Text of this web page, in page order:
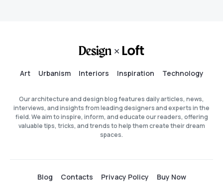
Art Urbanism Interiors Inspiration Technology
Our architecture and design blog features daily articles, news,
interviews, and insights from leading designers and experts in the
field. We aim to inspire, inform, and educate our readers, offering
valuable tips, tricks, and trends to help them create their dream
spaces.
Blog Contacts Privacy Policy Buy Now